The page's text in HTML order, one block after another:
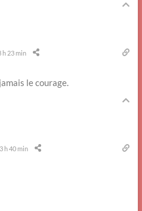
h 23 min
le courage.
h 40 min